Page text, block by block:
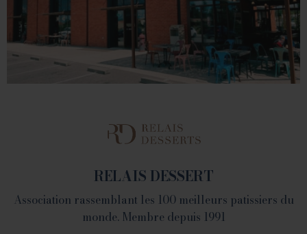
1082 Chemin de Devienne - 26100 Romans sur Isère
RELAIS DESSERT
Association rassemblant les 100 meilleurs patissiers du
monde. Membre depuis 1991